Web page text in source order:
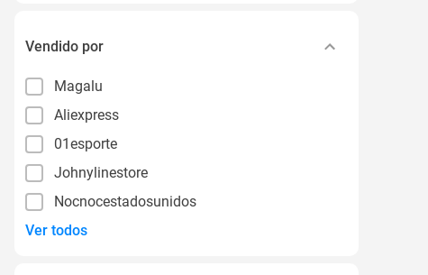
Vendido por
Magalu
Aliexpress
01esporte
Johnylinestore
Nocnocestadosunidos
Ver todos